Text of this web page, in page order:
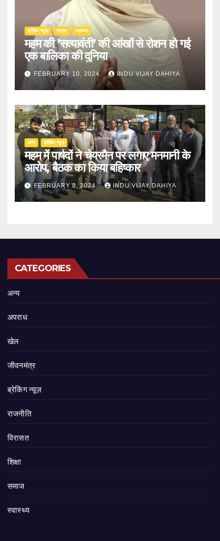
ब्रेकिंग न्यूज़ समाज स्वास्थ्य
महम की ’सत्यावंती’ की आंखों से रोशन हो गई
एक बालिका की दुनिया
FEBRUARY 10, 2024 INDU VIJAY DAHIYA
अन्य ब्रेकिंग न्यूज़
महम में पार्षदों ने चेयरमैन पर लगाए मनमानी के
आरोप, बैठक का किया बहिष्कार
FEBRUARY 8, 2024 INDU VIJAY DAHIYA
CATEGORIES
अन्य
अपराध
खेल
जीवनमंत्र
ब्रेकिंग न्यूज़
राजनीति
‍‍विरासत
शिक्षा
समाज
स्वास्थ्य